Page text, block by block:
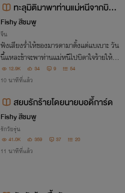
ทะลุมิติมาพาท่านแม่หนีจากบิดา
ใจร้าย
Fishy สีชมพู
จีน
ฟังเสียงร่ำไห้ของมารดามาตั้งแต่แบเบาะ วัน
นี้แหละข้าจะพาท่านแม่หนีไปบิดาใจร้ายให้ได้
แต่ทำไมยิ่งข้าพาหนี ท่านพ่อก็ยิ่งไล่ตาม แต่
ท่านพ่อเอ๋ยสิ่งใดพลาดไปแล้ว ย่อมไม่หวนคื
12.9K 34 9 54
10 นาทีที่แล้ว
สยบรักร้ายโดยนายบอดี้การ์ด
Fishy สีชมพู
รักวัยรุ่น
41.0K 359 37 20
11 นาทีที่แล้ว